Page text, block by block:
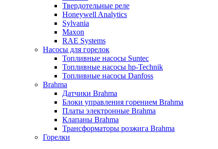
Твердотельные реле
Honeywell Analytics
Sylvania
Maxon
RAE Systems
Насосы для горелок
Топливные насосы Suntec
Топливные насосы hp-Technik
Топливные насосы Danfoss
Brahma
Датчики Brahma
Блоки управления горением Brahma
Платы электронные Brahma
Клапаны Brahma
Трансформаторы розжига Brahma
Горелки